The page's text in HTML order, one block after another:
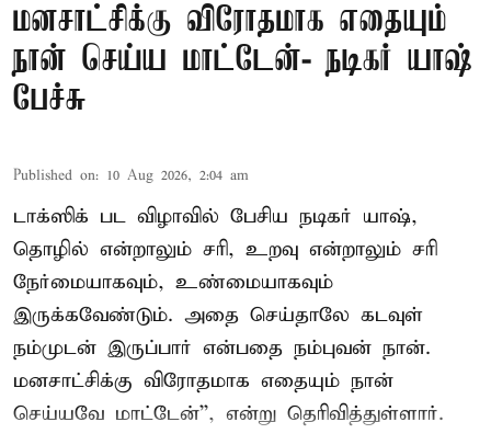
மனசாட்சிக்கு விரோதமாக எதையும்
நான் செய்ய மாட்டேன்- நடிகர் யாஷ்
பேச்சு
Published on: 10 Aug 2026, 2:04 am
டாக்ஸிக் பட விழாவில் பேசிய நடிகர் யாஷ்,
தொழில் என்றாலும் சரி, உறவு என்றாலும் சரி
நேர்மையாகவும், உண்மையாகவும்
இருக்கவேண்டும். அதை செய்தாலே கடவுள்
நம்முடன் இருப்பார் என்பதை நம்புவன் நான்.
மனசாட்சிக்கு விரோதமாக எதையும் நான்
செய்யவே மாட்டேன்'', என்று தெரிவித்துள்ளார்.